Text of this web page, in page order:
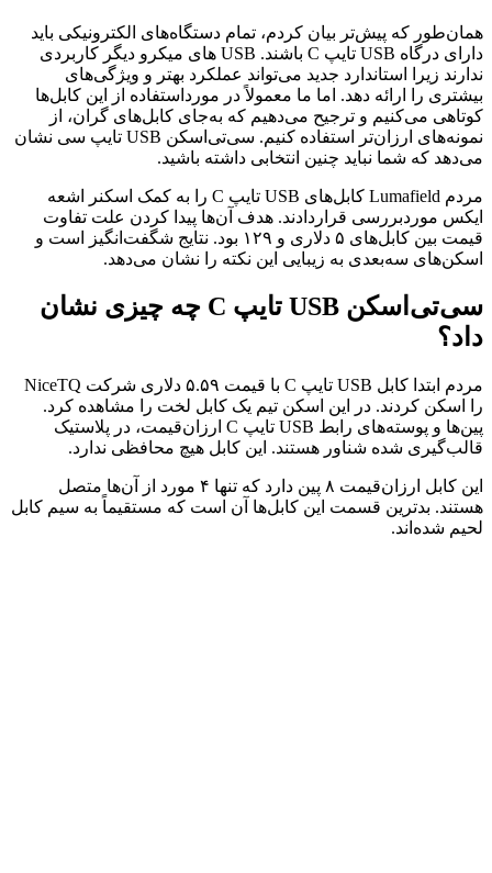
همان‌طور که پیش‌تر بیان کردم، تمام دستگاه‌های الکترونیکی باید
دارای درگاه USB تایپ C باشند. USB های میکرو دیگر کاربردی
ندارند زیرا استاندارد جدید می‌تواند عملکرد بهتر و ویژگی‌های
بیشتری را ارائه دهد. اما ما معمولاً در مورداستفاده از این کابل‌ها
کوتاهی می‌کنیم و ترجیح می‌دهیم که به‌جای کابل‌های گران، از
نمونه‌های ارزان‌تر استفاده کنیم. سی‌تی‌اسکن USB تایپ سی نشان
می‌دهد که شما نباید چنین انتخابی داشته باشید.
مردم Lumafield کابل‌های USB تایپ C را به کمک اسکنر اشعه
ایکس موردبررسی قراردادند. هدف آن‌ها پیدا کردن علت تفاوت
قیمت بین کابل‌های ۵ دلاری و ۱۲۹ بود. نتایج شگفت‌انگیز است و
اسکن‌های سه‌بعدی به زیبایی این نکته را نشان می‌دهد.
سی‌تی‌اسکن USB تایپ C چه چیزی نشان
داد؟
مردم ابتدا کابل USB تایپ C با قیمت ۵.۵۹ دلاری شرکت NiceTQ
را اسکن کردند. در این اسکن تیم یک کابل لخت را مشاهده کرد.
پین‌ها و پوسته‌های رابط USB تایپ C ارزان‌قیمت، در پلاستیک
قالب‌گیری شده شناور هستند. این کابل هیچ محافظی ندارد.
این کابل ارزان‌قیمت ۸ پین دارد که تنها ۴ مورد از آن‌ها متصل
هستند. بدترین قسمت این کابل‌ها آن است که مستقیماً به سیم کابل
لحیم شده‌اند.